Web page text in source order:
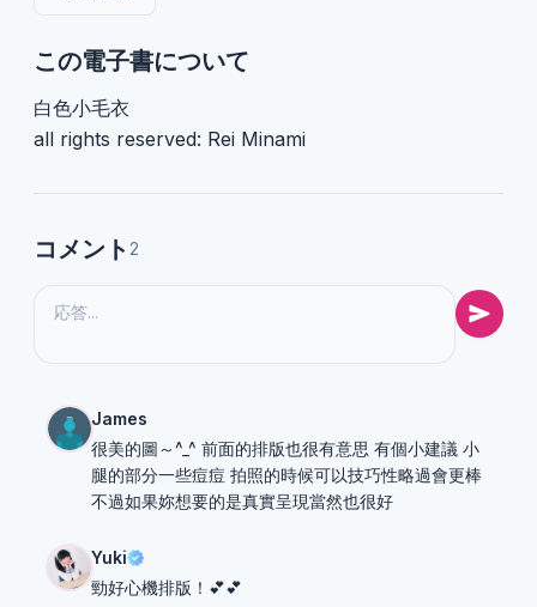
この電子書について
白色小毛衣
all rights reserved: Rei Minami
コメント 2
James
很美的圖～^_^ 前面的排版也很有意思 有個小建議 小
腿的部分一些痘痘 拍照的時候可以技巧性略過會更棒
不過如果妳想要的是真實呈現當然也很好
Yuki
勁好心機排版！💕💕